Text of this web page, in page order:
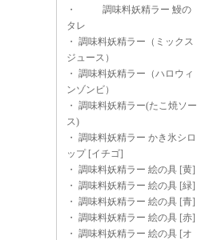
・
調味料妖精ラー 鰻の
タレ
・ 調味料妖精ラー（ミックス
ジュース）
・ 調味料妖精ラー（ハロウィ
ンゾンビ）
・ 調味料妖精ラー(たこ焼ソー
ス)
・ 調味料妖精ラー かき氷シロ
ップ [イチゴ]
・ 調味料妖精ラー 絵の具 [黄]
・ 調味料妖精ラー 絵の具 [緑]
・ 調味料妖精ラー 絵の具 [青]
・ 調味料妖精ラー 絵の具 [赤]
・ 調味料妖精ラー 絵の具 [オ